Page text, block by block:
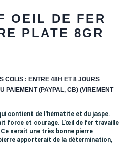
OEIL DE FER
PLATE 8GR
COLIS : ENTRE 48H ET 8 JOURS
PAIEMENT (PAYPAL, CB) (VIREMENT
contient de l'hématite et du jaspe.
force et courage. L’œil de fer travaille
serait une très bonne pierre
apporterait de la détermination,